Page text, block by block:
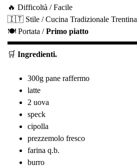
🔥 Difficoltà / Facile
🇮🇹 Stile / Cucina Tradizionale Trentina
🍽️ Portata /Primo piatto
🛒 Ingredienti.
300g pane raffermo
latte
2 uova
speck
cipolla
prezzemolo fresco
farina q.b.
burro